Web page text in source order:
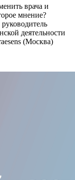
врача и
мнение?
деятельности
(Москва)